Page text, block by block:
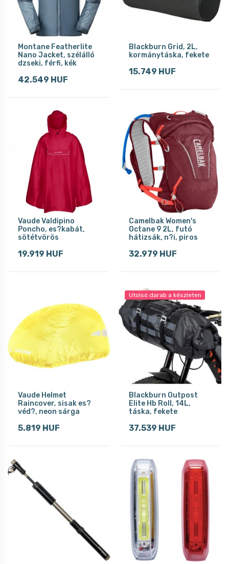
Montane Featherlite
Nano Jacket, szélálló
dzseki, férfi, kék
42.549 HUF
Blackburn Grid, 2L,
kormánytáska, fekete
15.749 HUF
Vaude Valdipino
Poncho, es?kabát,
sötétvörös
19.919 HUF
Camelbak Women's
Octane 9 2L, futó
hátizsák, n?i, piros
32.979 HUF
Vaude Helmet
Raincover, sisak es?
véd?, neon sárga
5.819 HUF
Utolsó darab a készleten
Blackburn Outpost
Elite Hb Roll, 14L,
táska, fekete
37.539 HUF